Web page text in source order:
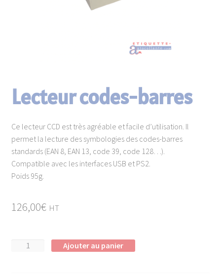
Consommables
Paravents en continu
Lecteur codes-barres
Ce lecteur CCD est très agréable et facile d’utilisation. Il
permet la lecture des symbologies des codes-barres
standards (EAN 8, EAN 13, code 39, code 128…).
Compatible avec les interfaces USB et PS2.
Poids 95g.
126,00€ HT
quantité
Ajouter au panier